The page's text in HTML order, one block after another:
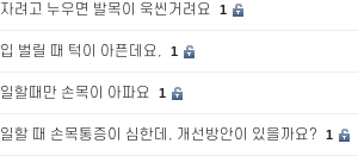
자려고 누우면 발목이 욱씬거려요 1
입 벌릴 때 턱이 아픈데요, 1
일할때만 손목이 아파요 1
일할 때 손목통증이 심한데, 개선방안이 있을까요? 1